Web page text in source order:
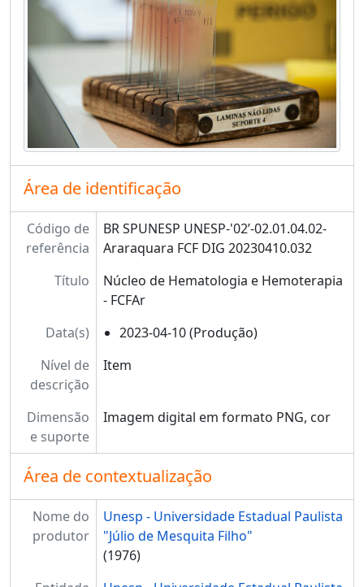
Área de identificação
Código de
referência
BR SPUNESP UNESP-'02’-02.01.04.02-
Araraquara FCF DIG 20230410.032
Título
Núcleo de Hematologia e Hemoterapia
- FCFAr
Data(s)
2023-04-10 (Produção)
Nível de
descrição
Item
Dimensão
e suporte
Imagem digital em formato PNG, cor
Área de contextualização
Nome do
produtor
Unesp - Universidade Estadual Paulista
"Júlio de Mesquita Filho"
(1976)